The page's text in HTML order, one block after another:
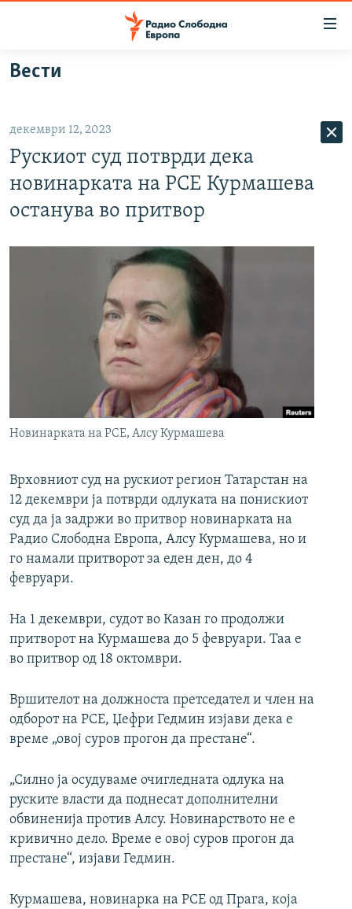
Оди
на
главната
навигација
на
ВИЗУЕЛНО
ВЕСТИ
ШТО ТРЕБА ДА ЗНАЕТЕ
ПРИЈАВИ СЕ ЗА ЊУЗЛЕТЕР
РСЕ веб страници
Вести
декември 12, 2023
Рускиот суд потврди дека
новинарката на РСЕ Курмашева
останува во притвор
Новинарката на РСЕ, Алсу Курмашева
Врховниот суд на рускиот регион Татарстан на
12 декември ја потврди одлуката на понискиот
суд да ја задржи во притвор новинарката на
Радио Слободна Европа, Алсу Курмашева, но и
го намали притворот за еден ден, до 4
февруари.
На 1 декември, судот во Казан го продолжи
притворот на Курмашева до 5 февруари. Таа е
во притвор од 18 октомври.
Вршителот на должноста претседател и член на
одборот на РСЕ, Џефри Гедмин изјави дека е
време „овој суров прогон да престане“.
„Силно ја осудуваме очигледната одлука на
руските власти да поднесат дополнителни
обвиненија против Алсу. Новинарството не е
кривично дело. Време е овој суров прогон да
престане“, изјави Гедмин.
Курмашева, новинарка на РСЕ од Прага, која